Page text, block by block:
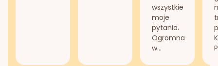
wszystkie
moje
pytania.
Ogromna
w...